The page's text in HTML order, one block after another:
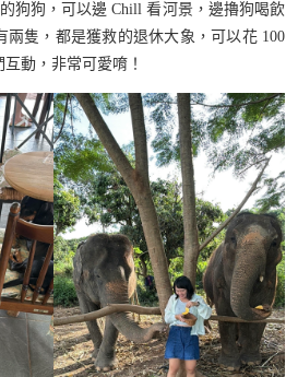
狗狗，可以邊 Chill 看河景，邊擼狗喝飲
兩隻，都是獲救的退休大象，可以花 100
動，非常可愛唷！